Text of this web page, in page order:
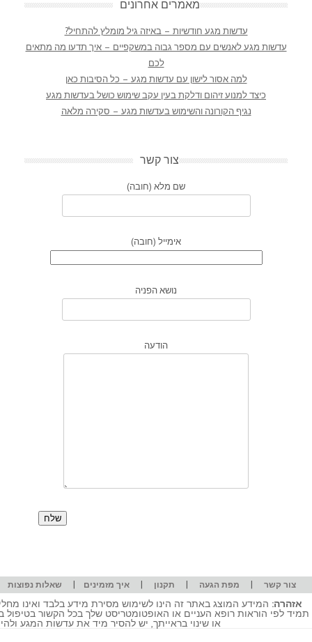
מאמרים אחרונים
עדשות מגע חודשיות – באיזה גיל מומלץ להתחיל?
עדשות מגע לאנשים עם מספר גבוה במשקפיים – איך תדעו מה מתאים
לכם
למה אסור לישון עם עדשות מגע – כל הסיבות כאן
כיצד למנוע זיהום ודלקת בעין עקב שימוש כושל בעדשות מגע
נגיף הקורונה והשימוש בעדשות מגע – סקירה מלאה
צור קשר
שם מלא (חובה)
אימייל (חובה)
נושא הפניה
הודעה
צור קשר | מפת הגעה | תקנון |איך מזמינים | שאלות נפוצות
אזהרה: המידע המוצג באתר זה הינו לשימוש מסירת מידע בלבד ואינו
תמיד לפי הוראות רופא העניים או האופטומטריסט שלך בכל הקשור
או שינוי בראייתך, יש להסיר מיד את עדשות המגע